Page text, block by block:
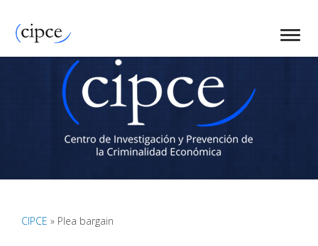
CIPCE » Plea bargain